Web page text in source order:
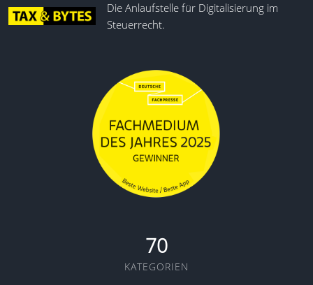
Die Anlaufstelle für Digitalisierung im
Steuerrecht.
70
KATEGORIEN